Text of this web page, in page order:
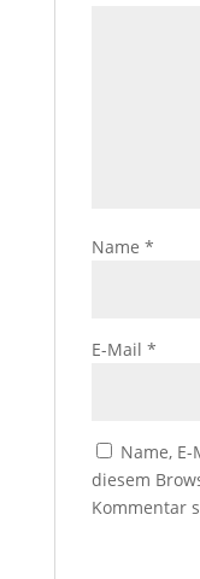
Name *
E-Mail *
Name,
diesem
Kommentar